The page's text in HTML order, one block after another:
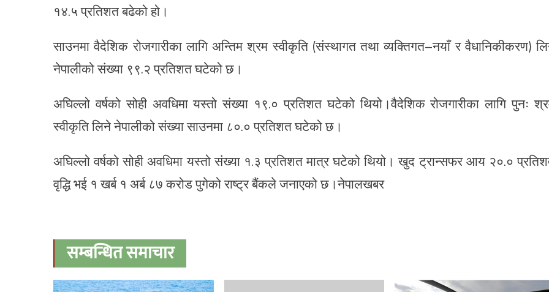
१४.५ प्रतिशत बढेको हो।
साउनमा वैदेशिक रोजगारीका लागि अन्तिम श्रम स्वीकृति (संस्थागत तथा व्यक्तिगत–नयाँ र वैधानिकीकरण)
नेपालीको संख्या ९९.२ प्रतिशत घटेको छ।
अघिल्लो वर्षको सोही अवधिमा यस्तो संख्या १९.० प्रतिशत घटेको थियो।वैदेशिक रोजगारीका लागि पुनः
स्वीकृति लिने नेपालीको संख्या साउनमा ८०.० प्रतिशत घटेको छ।
अघिल्लो वर्षको सोही अवधिमा यस्तो संख्या १.३ प्रतिशत मात्र घटेको थियो। खुद ट्रान्सफर आय २०.०
वृद्धि भई १ खर्ब १ अर्ब ८७ करोड पुगेको राष्ट्र बैंकले जनाएको छ।नेपालखबर
सम्बन्धित समाचार